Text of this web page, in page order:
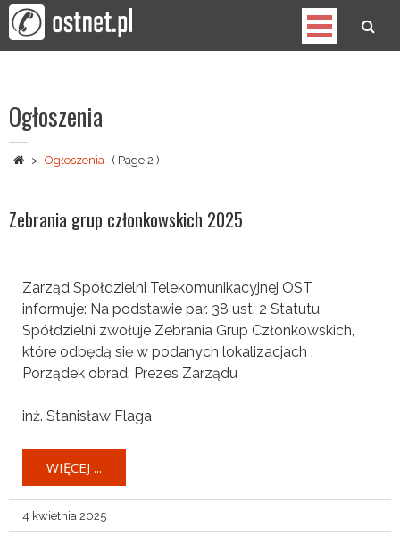
Skip
to
content
Spółdzielnia Telekomunikacyjna
Ogłoszenia
> Ogłoszenia ( Page 2 )
Zebrania grup członkowskich 2025
Zarząd Spółdzielni Telekomunikacyjnej OST
informuje: Na podstawie par. 38 ust. 2 Statutu
Spółdzielni zwołuje Zebrania Grup Członkowskich,
które odbędą się w podanych lokalizacjach :
Porządek obrad: Prezes Zarządu
inż. Stanisław Flaga
WIĘCEJ ...
4 kwietnia 2025